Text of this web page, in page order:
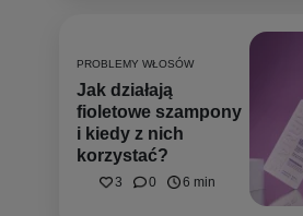
PROBLEMY WŁOSÓW
Jak działają
fioletowe szampony
i kiedy z nich
korzystać?
3 0 6 min